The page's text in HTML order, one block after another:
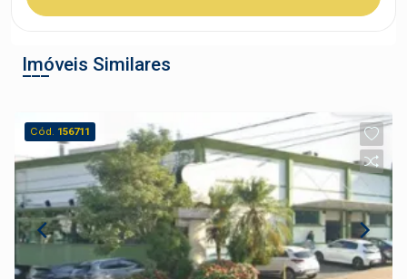
Imóveis Similares
Cód. 156711